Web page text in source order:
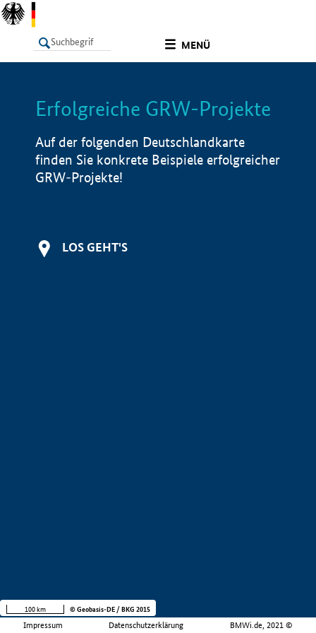
MENÜ
LISTE Info
Erfolgreiche GRW-Projekte
Auf der folgenden Deutschlandkarte
finden Sie konkrete Beispiele erfolgreicher
GRW-Projekte!
LOS GEHT'S
Impressum Datenschutzerklärung BMWi.de, 2021 ©
100 km © Geobasis-DE / BKG 2015